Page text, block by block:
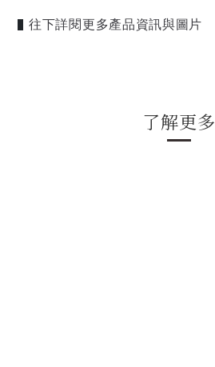
▌ 往下詳閱更多產品資訊與圖片
了解更多